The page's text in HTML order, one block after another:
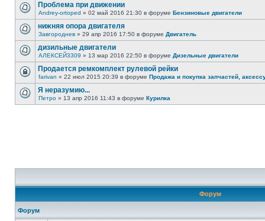
Проблема при движении
Andrey-ortoped » 02 май 2016 21:30 в форуме Бензиновые двигатели
нижняя опора двигателя
Завгороднев » 29 апр 2016 17:50 в форуме Двигатель
дизильные двигатели
АЛЕКСЕЙ3309 » 13 мар 2016 22:50 в форуме Дизельные двигатели
Продается ремкомплект рулевой рейки
farivan » 22 июл 2015 20:39 в форуме Продажа и покупка запчастей,
Я неразумию...
Петро » 13 апр 2016 11:43 в форуме Курилка
Форум
Форум